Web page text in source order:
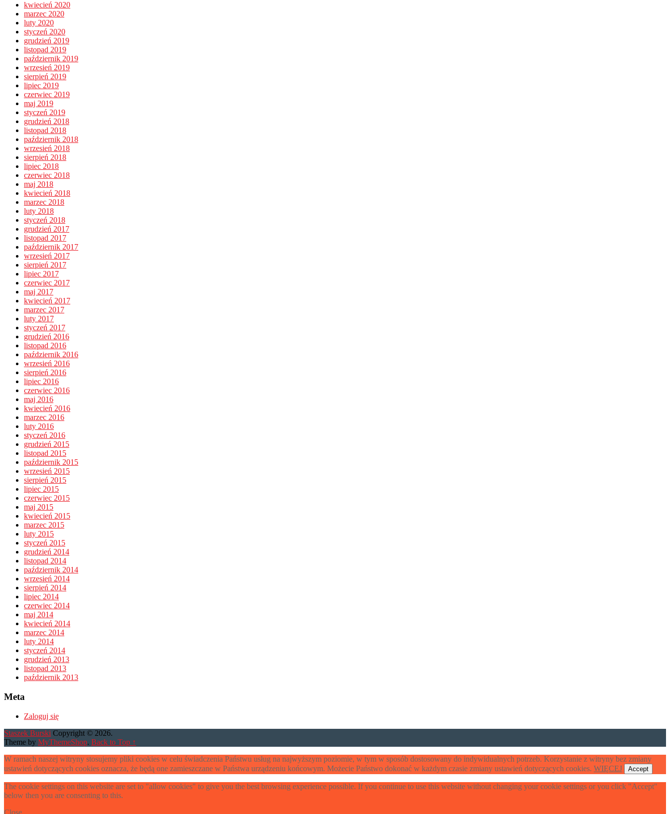
kwiecień 2020
marzec 2020
luty 2020
styczeń 2020
grudzień 2019
listopad 2019
październik 2019
wrzesień 2019
sierpień 2019
lipiec 2019
czerwiec 2019
maj 2019
styczeń 2019
grudzień 2018
listopad 2018
październik 2018
wrzesień 2018
sierpień 2018
lipiec 2018
czerwiec 2018
maj 2018
kwiecień 2018
marzec 2018
luty 2018
styczeń 2018
grudzień 2017
listopad 2017
październik 2017
wrzesień 2017
sierpień 2017
lipiec 2017
czerwiec 2017
maj 2017
kwiecień 2017
marzec 2017
luty 2017
styczeń 2017
grudzień 2016
listopad 2016
październik 2016
wrzesień 2016
sierpień 2016
lipiec 2016
czerwiec 2016
maj 2016
kwiecień 2016
marzec 2016
luty 2016
styczeń 2016
grudzień 2015
listopad 2015
październik 2015
wrzesień 2015
sierpień 2015
lipiec 2015
czerwiec 2015
maj 2015
kwiecień 2015
marzec 2015
luty 2015
styczeń 2015
grudzień 2014
listopad 2014
październik 2014
wrzesień 2014
sierpień 2014
lipiec 2014
czerwiec 2014
maj 2014
kwiecień 2014
marzec 2014
luty 2014
styczeń 2014
grudzień 2013
listopad 2013
październik 2013
Meta
Zaloguj się
Staszek Burski Copyright © 2026.
Theme by MyThemeShop. Back to Top ↑
W ramach naszej witryny stosujemy pliki cookies w celu świadczenia Państwu usług na najwyższym poziomie, w tym w sposób dostosowany do indywidualnych potrzeb. Korzystanie z witryny bez zmiany
ustawień dotyczących cookies oznacza, że będą one zamieszczane w Państwa urządzeniu końcowym. Możecie Państwo dokonać w każdym czasie zmiany ustawień dotyczących cookies. WIĘCEJ Accept
The cookie settings on this website are set to "allow cookies" to give you the best browsing experience possible. If you continue to use this website without changing your cookie settings or you click "Accept"
below then you are consenting to this.
Close